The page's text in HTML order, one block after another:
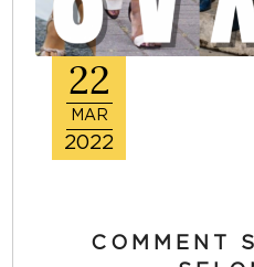
22
MAR
2022
COMMENT